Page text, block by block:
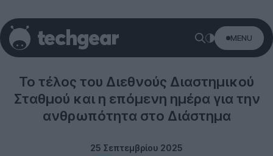
MENU
Το τέλος του Διεθνούς Διαστημικού
Σταθμού και η επόμενη ημέρα για την
ανθρωπότητα στο Διάστημα
25 Σεπτεμβρίου 2025